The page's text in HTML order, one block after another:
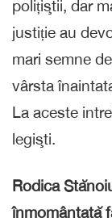
polițiştii, dar
justiție au
mari semne
vârsta
La aceste
legişti.
Rodica
înmomântată